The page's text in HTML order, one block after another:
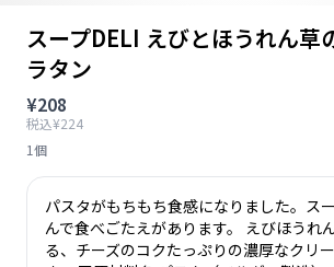
スープDELI えびとほうれん草
ラタン
¥208
税込¥224
1個
パスタがもちもち食感になりました。ス
んで食べごたえがあります。 えびほうれ
る、チーズのコクたっぷりの濃厚なクリ